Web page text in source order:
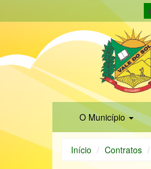
O Município
Início Contratos